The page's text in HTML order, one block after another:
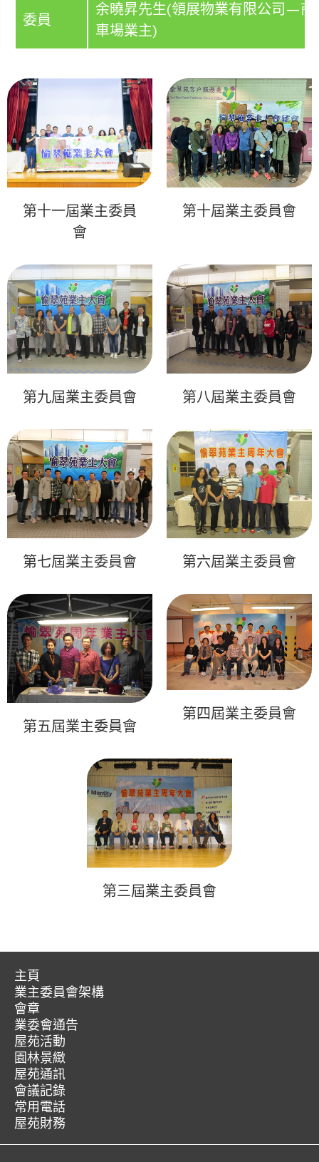
委員
余曉昇先生(領展物業有限公司—商
車場業主)
第十一屆業主委員
會
第十屆業主委員會
第九屆業主委員會 第八屆業主委員會
第七屆業主委員會 第六屆業主委員會
第五屆業主委員會
第四屆業主委員會
第三屆業主委員會
主頁
愉
翠
苑
第
十
六
屆
沙
田
區
愉
翠
苑
資
訊
聯
絡
我
們
業主委員會架構
會章
業委會通告
屋苑活動
園林景緻
屋苑通訊
會議記錄
常用電話
屋苑財務